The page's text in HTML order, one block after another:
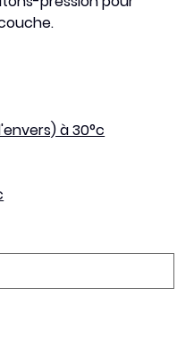
à 30°c